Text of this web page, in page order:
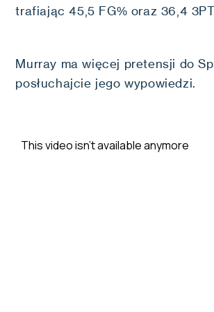
trafiając 45,5 FG% oraz 36,4
Murray ma więcej pretensji do
posłuchajcie jego wypowiedzi.